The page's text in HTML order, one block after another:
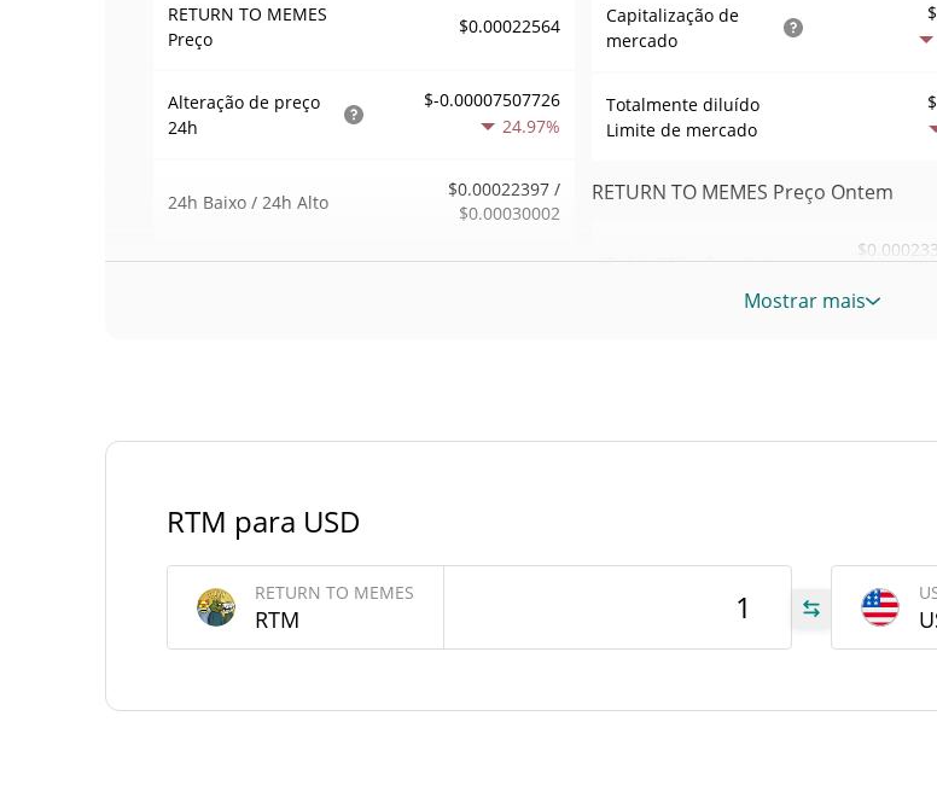
RETURN TO MEMES
Preço
$0.00022564
Alteração de preço
24h
$-0.00007507726
24.97%
24h Baixo / 24h Alto
$0.00022397 /
$0.00030002
Posição de mercado
Fornecimento de RETURN TO MEMES
Fornecimento em
circulação
898,667,320.465 RTM
Fornecimento total 939,127,993.826 RTM
Capitalização de
mercado
Totalmente diluído
Limite de mercado
RETURN TO MEMES Preço Ontem
Baixa / Alta de ontem
Mostrar mais
RTM para USD
RETURN TO MEMES
RTM